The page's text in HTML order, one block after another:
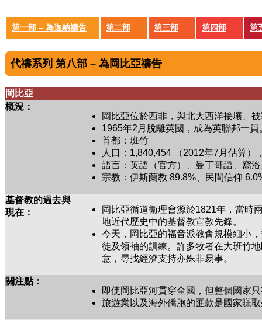
第一部 – 為迦納禱告 第二部 第三部 第四部 第
代禱系列 第八部 – 為岡比亞禱告
岡比亞
概況：
岡比亞位於西非，與北大西洋接壤、
1965年2月脫離英國，成為英聯邦一
首都：班竹
人口：1,840,454 （2012年7月估算）
語言：英語（官方）、曼丁哥語、窩
宗教：伊斯蘭教 89.8%、民間信仰
基督教的過去與
現在：
岡比亞循道衛理會源於1821年，當
地近代歷史中的基督教宣教先鋒。
今天，岡比亞的福音派教會規模細小
徒及領袖的訓練。許多牧者在大班竹
意，尋找經濟支持亦殊非易事。
關注點：
即使岡比亞河貫穿全國，但整個國家
旅遊業以及海外僑胞的匯款是國家賺